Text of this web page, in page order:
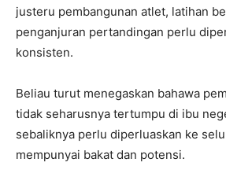
justeru pembangunan atlet, latihan
penganjuran pertandingan perlu
konsisten.
Beliau turut menegaskan bahawa
tidak seharusnya tertumpu di ibu
sebaliknya perlu diperluaskan ke
mempunyai bakat dan potensi.